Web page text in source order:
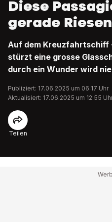
Diese
gerade
Auf dem Kreuzfahrtschiff
stürzt eine grosse
durch ein Wunder wird
Publiziert: 17.06.2025 um 06:17 Uhr
Aktualisiert: 17.06.2025 um 12:55
Teilen